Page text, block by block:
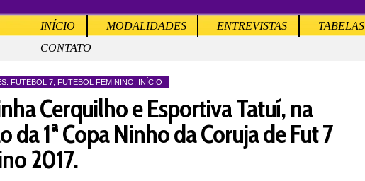
INÍCIO MODALIDADES ENTREVISTAS TABELAS
CONTATO
FUTEBOL 7 FUTEBOL FEMININO INÍCIO
Cerquilho e Esportiva Tatuí, na
da 1ª Copa Ninho da Coruja de Fut 7
2017.